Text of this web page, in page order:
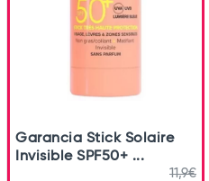
Garancia Stick Solaire
Invisible SPF50+ ...
11,9€